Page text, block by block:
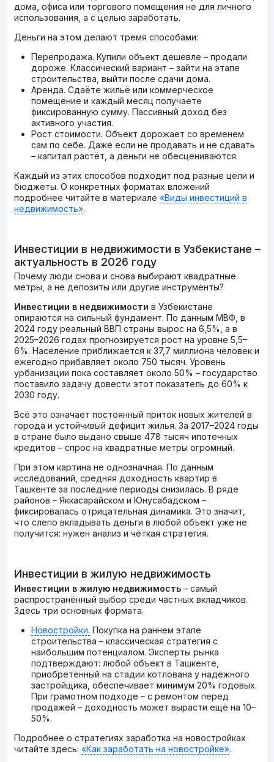
дома, офиса или торгового помещения не для личного
использования, а с целью заработать.
Деньги на этом делают тремя способами:
Перепродажа. Купили объект дешевле – продали
дороже. Классический вариант – зайти на этапе
строительства, выйти после сдачи дома.
Аренда. Сдаёте жильё или коммерческое
помещение и каждый месяц получаете
фиксированную сумму. Пассивный доход без
активного участия.
Рост стоимости. Объект дорожает со временем
сам по себе. Даже если не продавать и не сдавать
– капитал растёт, а деньги не обесцениваются.
Каждый из этих способов подходит под разные цели и
бюджеты. О конкретных форматах вложений
подробнее читайте в материале «Виды инвестиций в
недвижимость».
Инвестиции в недвижимости в Узбекистане –
актуальность в 2026 году
Почему люди снова и снова выбирают квадратные
метры, а не депозиты или другие инструменты?
Инвестиции в недвижимости в Узбекистане
опираются на сильный фундамент. По данным МВФ, в
2024 году реальный ВВП страны вырос на 6,5%, а в
2025–2026 годах прогнозируется рост на уровне 5,5–
6%. Население приближается к 37,7 миллиона человек и
ежегодно прибавляет около 750 тысяч. Уровень
урбанизации пока составляет около 50% – государство
поставило задачу довести этот показатель до 60% к
2030 году.
Всё это означает постоянный приток новых жителей в
города и устойчивый дефицит жилья. За 2017–2024 годы
в стране было выдано свыше 478 тысяч ипотечных
кредитов – спрос на квадратные метры огромный.
При этом картина не однозначная. По данным
исследований, средняя доходность квартир в
Ташкенте за последние периоды снизилась. В ряде
районов – Яккасарайском и Юнусабадском –
фиксировалась отрицательная динамика. Это значит,
что слепо вкладывать деньги в любой объект уже не
получится: нужен анализ и чёткая стратегия.
Инвестиции в жилую недвижимость
Инвестиции в жилую недвижимость– самый
распространённый выбор среди частных вкладчиков.
Здесь три основных формата.
Новостройки. Покупка на раннем этапе
строительства – классическая стратегия с
наибольшим потенциалом. Эксперты рынка
подтверждают: любой объект в Ташкенте,
приобретённый на стадии котлована у надёжного
застройщика, обеспечивает минимум 20% годовых.
При грамотном подходе – с ремонтом перед
продажей – доходность может вырасти ещё на 10–
50%.
Подробнее о стратегиях заработка на новостройках
читайте здесь: «Как заработать на новостройке».